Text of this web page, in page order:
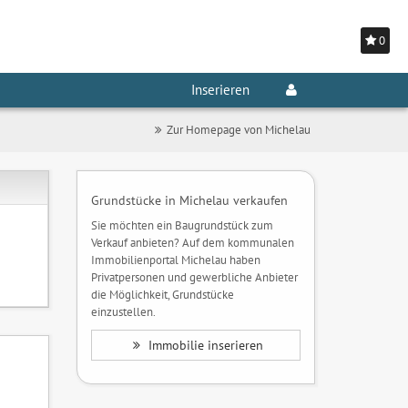
0
Inserieren
Zur Homepage von Michelau
Grundstücke in Michelau verkaufen
Sie möchten ein Baugrundstück zum
Verkauf anbieten? Auf dem kommunalen
Immobilienportal Michelau haben
Privatpersonen und gewerbliche Anbieter
die Möglichkeit, Grundstücke
einzustellen.
Immobilie inserieren